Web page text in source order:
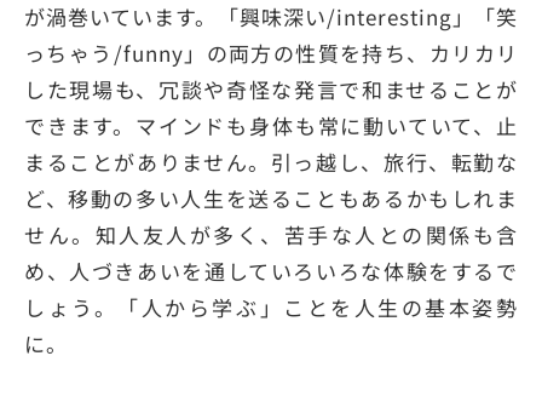
が渦巻いています。「興味深い/interesting」「笑
っちゃう/funny」の両方の性質を持ち、カリカリ
した現場も、冗談や奇怪な発言で和ませることが
できます。マインドも身体も常に動いていて、止
まることがありません。引っ越し、旅行、転勤な
ど、移動の多い人生を送ることもあるかもしれま
せん。知人友人が多く、苦手な人との関係も含
め、人づきあいを通していろいろな体験をするで
しょう。「人から学ぶ」ことを人生の基本姿勢
に。